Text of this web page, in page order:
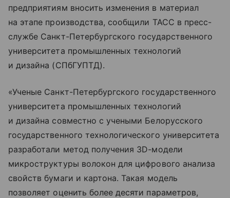
предприятиям вносить изменения в материал
на этапе производства, сообщили ТАСС в пресс-
службе Санкт-Петербургского государственного
университета промышленных технологий
и дизайна (СПбГУПТД).
«Ученые Санкт-Петербургского государственного
университета промышленных технологий
и дизайна совместно с учеными Белорусского
государственного технологического университета
разработали метод получения 3D-модели
микроструктуры волокон для цифрового анализа
свойств бумаги и картона. Такая модель
позволяет оценить более десяти параметров,